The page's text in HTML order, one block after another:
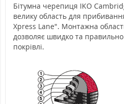
Бітумна черепиця IKO
велику область для
Xpress Lane". Монтажна
дозволяє швидко та
покрівлі.